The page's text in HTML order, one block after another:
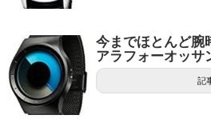
今までほとんど腕
アラフォーオッサ
記